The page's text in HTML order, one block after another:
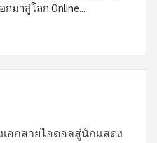
มาสู่โลก Online...
เอกสายไอดอลสู่นักแสดง